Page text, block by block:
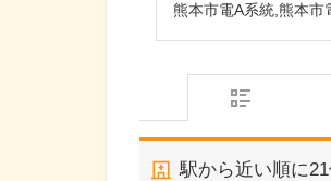
熊本市電A系統,熊本市
駅から近い順に21